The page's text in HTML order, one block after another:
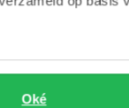
Oké
247,20
-